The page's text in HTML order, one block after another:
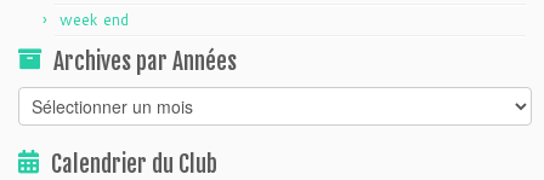
week end
Archives par Années
Archives
par
AnnéesCalendrier du Club